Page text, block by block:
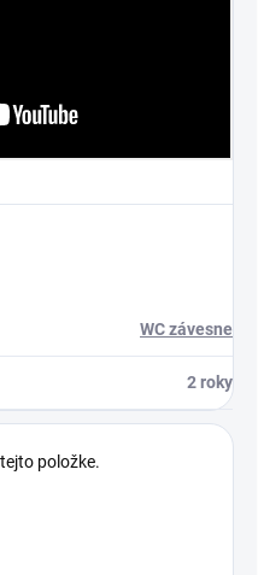
WC závesne
2 roky
položke.